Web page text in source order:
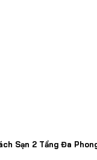
Sạn 2 Tầng Đa